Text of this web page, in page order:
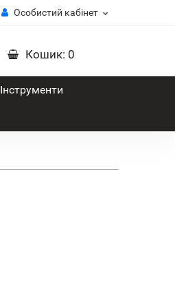
Особистий кабінет
Кошик: 0
Інструменти